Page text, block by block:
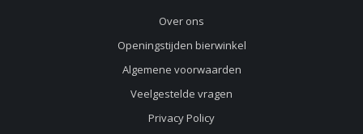
Over ons
Openingstijden bierwinkel
Algemene voorwaarden
Veelgestelde vragen
Privacy Policy